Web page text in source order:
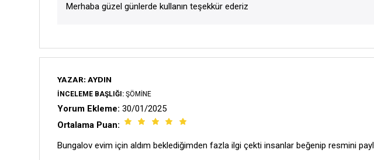
Merhaba güzel günlerde kullanın teşekkür ederiz
YAZAR: AYDIN
İNCELEME BAŞLIĞI: ŞÖMINE
Yorum Ekleme: 30/01/2025
Ortalama Puan:
Bungalov evim için aldım beklediğimden fazla ilgi çekti insanlar beğenip resmini